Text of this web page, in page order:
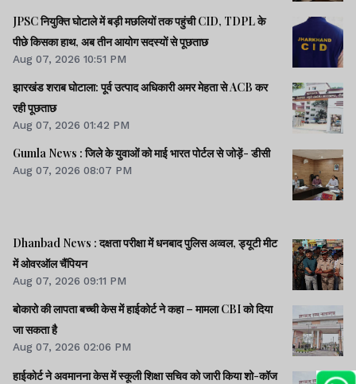
JPSC नियुक्ति घोटाले में बड़ी मछलियों तक पहुंची CID, TDPL के
पीछे किसका हाथ, अब तीन आयोग सदस्यों से पूछताछ
Aug 07, 2026 10:51 PM
झारखंड शराब घोटाला: पूर्व उत्पाद अधिकारी अमर मेहता से ACB कर
रही पूछताछ
Aug 07, 2026 01:42 PM
Gumla News : जिले के युवाओं को माई भारत पोर्टल से जोड़ें- डीसी
Aug 07, 2026 08:07 PM
Dhanbad News : दक्षता परीक्षा में धनबाद पुलिस अव्वल, ड्यूटी मीट
में ओवरऑल चैंपियन
Aug 07, 2026 09:11 PM
बोकारो की लापता बच्ची केस में हाईकोर्ट ने कहा – मामला CBI को दिया
जा सकता है
Aug 07, 2026 02:06 PM
हाईकोर्ट ने अवमानना केस में स्कूली शिक्षा सचिव को जारी किया शो-कॉज